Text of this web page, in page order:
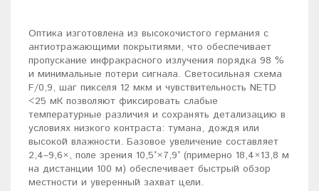
Оптика изготовлена из высокочистого германия с
антиотражающими покрытиями, что обеспечивает
пропускание инфракрасного излучения порядка 98 %
и минимальные потери сигнала. Светосильная схема
F/0,9, шаг пикселя 12 мкм и чувствительность NETD
<25 мК позволяют фиксировать слабые
температурные различия и сохранять детализацию в
условиях низкого контраста: тумана, дождя или
высокой влажности. Базовое увеличение составляет
2,4–9,6×, поле зрения 10,5°×7,9° (примерно 18,4×13,8 м
на дистанции 100 м) обеспечивает быстрый обзор
местности и уверенный захват цели.